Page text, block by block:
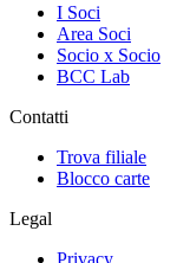
I Soci
Area Soci
Socio x Socio
BCC Lab
Contatti
Trova filiale
Blocco carte
Legal
Privacy